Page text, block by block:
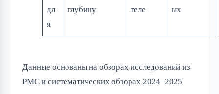
дл
я
глубину
теле
ых
Данные основаны на обзорах исследований из
PMC и систематических обзорах 2024–2025